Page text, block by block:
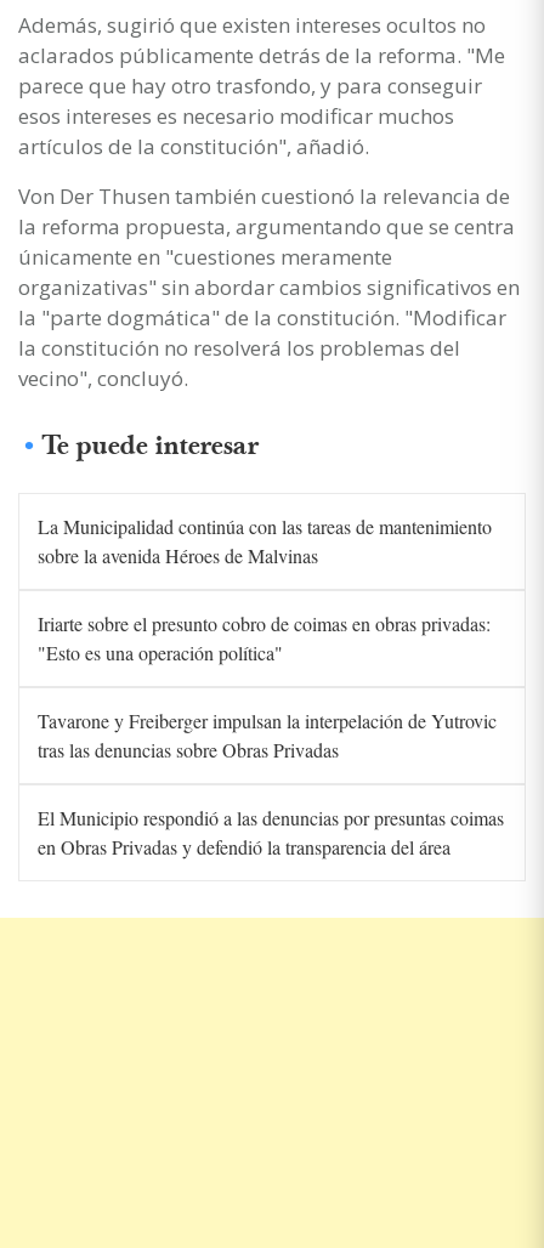
Además, sugirió que existen intereses ocultos no
aclarados públicamente detrás de la reforma. "Me
parece que hay otro trasfondo, y para conseguir
esos intereses es necesario modificar muchos
artículos de la constitución", añadió.
Von Der Thusen también cuestionó la relevancia de
la reforma propuesta, argumentando que se centra
únicamente en "cuestiones meramente
organizativas" sin abordar cambios significativos en
la "parte dogmática" de la constitución. "Modificar
la constitución no resolverá los problemas del
vecino", concluyó.
Te puede interesar
La Municipalidad continúa con las tareas de mantenimiento
sobre la avenida Héroes de Malvinas
Iriarte sobre el presunto cobro de coimas en obras privadas:
"Esto es una operación política"
Tavarone y Freiberger impulsan la interpelación de Yutrovic
tras las denuncias sobre Obras Privadas
El Municipio respondió a las denuncias por presuntas coimas
en Obras Privadas y defendió la transparencia del área